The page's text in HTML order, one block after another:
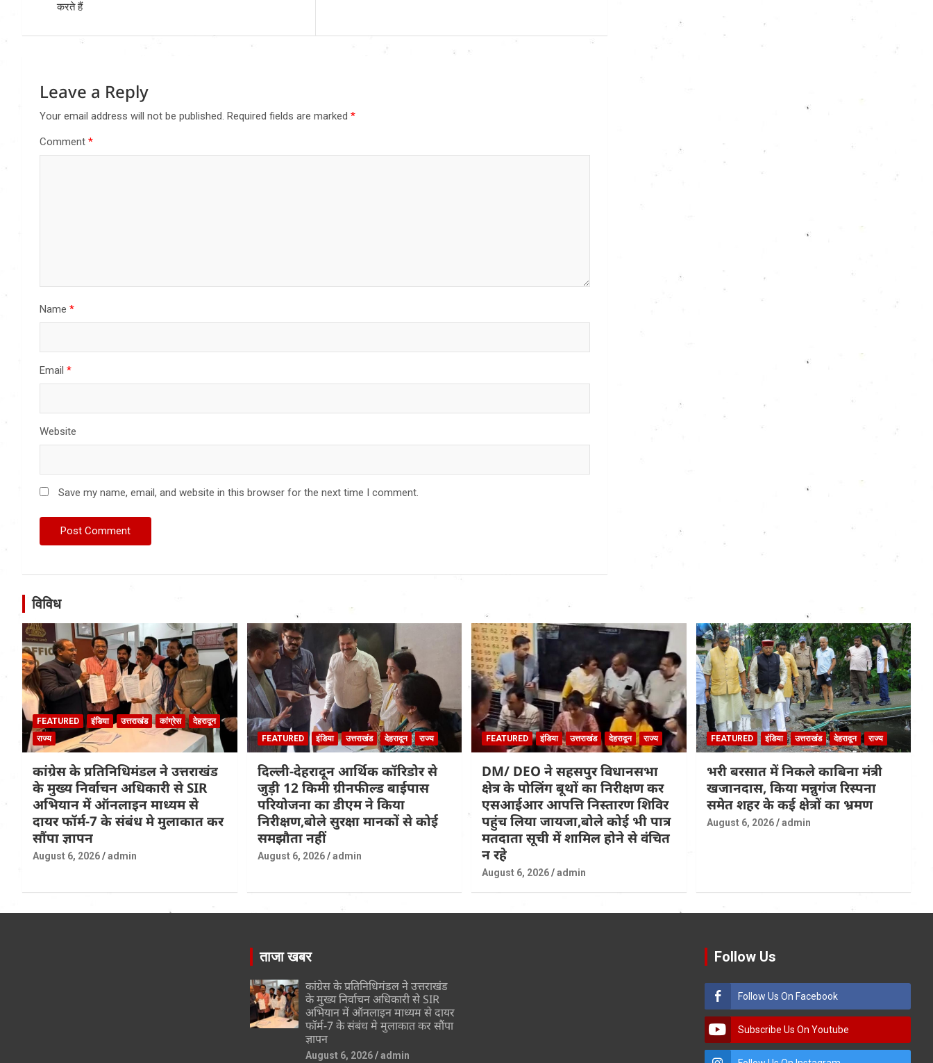
करते हैं
Leave a Reply
Your email address will not be published. Required fields are marked *
Comment *
Name *
Email *
Website
Save my name, email, and website in this browser for the next time I comment.
विविध
FEATURED इंडिया उत्तराखंड कांग्रेस
देहरादून
राज्य
कांग्रेस के प्रतिनिधिमंडल ने उत्तराखंड
के मुख्य निर्वाचन अधिकारी से SIR
अभियान में ऑनलाइन माध्यम से
दायर फॉर्म-7 के संबंध मे मुलाकात कर
सौंपा ज्ञापन
August 6, 2026 admin
FEATURED इंडिया उत्तराखंड देहरादून राज्य
दिल्ली-देहरादून आर्थिक कॉरिडोर से
जुड़ी 12 किमी ग्रीनफील्ड बाईपास
परियोजना का डीएम ने किया
निरीक्षण,बोले सुरक्षा मानकों से कोई
समझौता नहीं
August 6, 2026 admin
FEATURED इंडिया उत्तराखंड देहरादून राज्य
DM/ DEO ने सहसपुर विधानसभा
क्षेत्र के पोलिंग बूथों का निरीक्षण कर
एसआईआर आपत्ति निस्तारण शिविर
पहुंच लिया जायजा,बोले कोई भी पात्र
मतदाता सूची में शामिल होने से वंचित
न रहे
August 6, 2026 admin
FEATURED इंडिया उत्तराखंड देहरादून राज्य
भरी बरसात में निकले काबिना मंत्री
खजानदास, किया मन्नुगंज रिस्पना
समेत शहर के कई क्षेत्रों का भ्रमण
August 6, 2026 admin
ताजा खबर
कांग्रेस के प्रतिनिधिमंडल ने उत्तराखंड
के मुख्य निर्वाचन अधिकारी से SIR
अभियान में ऑनलाइन माध्यम से दायर
फॉर्म-7 के संबंध मे मुलाकात कर सौंपा
ज्ञापन
August 6, 2026 admin
Follow Us
Follow Us On Facebook
Subscribe Us On Youtube